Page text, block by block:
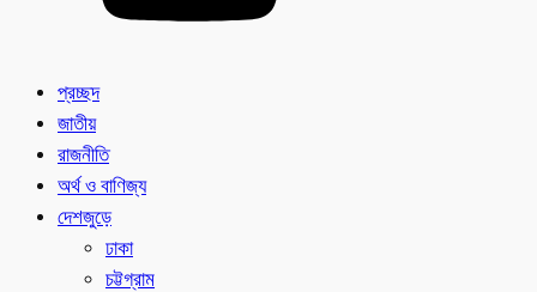
প্রচ্ছদ
জাতীয়
রাজনীতি
অর্থ ও বাণিজ্য
দেশজুড়ে
ঢাকা
চট্টগ্রাম